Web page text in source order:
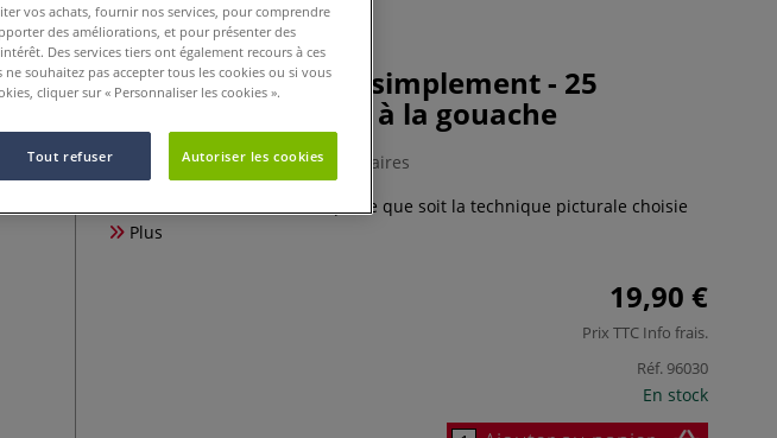
Peindre des fleurs simplement - 25
superbes tableaux à la gouache
0 Commentaires
Les fleurs sont fascinantes, quelle que soit la technique picturale choisie
Plus
19,90 €
Prix TTC Info frais.
Réf. 96030
En stock
vos achats, fournir nos services, pour comprendre
des améliorations, et pour présenter des
Des services tiers ont également recours à ces
souhaitez pas accepter tous les cookies ou si vous
cliquer sur « Personnaliser les cookies ».
Tout refuser Autoriser les cookies